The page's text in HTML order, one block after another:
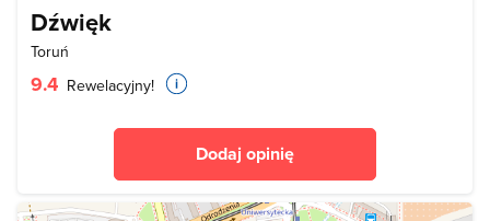
Dźwięk
Toruń
9.4 Rewelacyjny!
Dodaj opinię